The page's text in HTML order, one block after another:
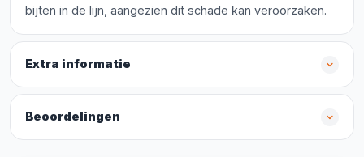
bijten in de lijn, aangezien dit schade kan veroorzaken.
Extra informatie
Beoordelingen